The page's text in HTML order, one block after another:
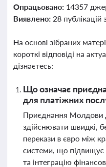
Опрацьовано: 14357
Виявлено: 28 публікацій
На основі зібраних
короткі відповіді на
дізнаєтесь:
Що означає
для платіжних
Приєднання Молдови
здійснювати швидкі,
перекази в євро між
системи, що підвищує
та інтеграцію